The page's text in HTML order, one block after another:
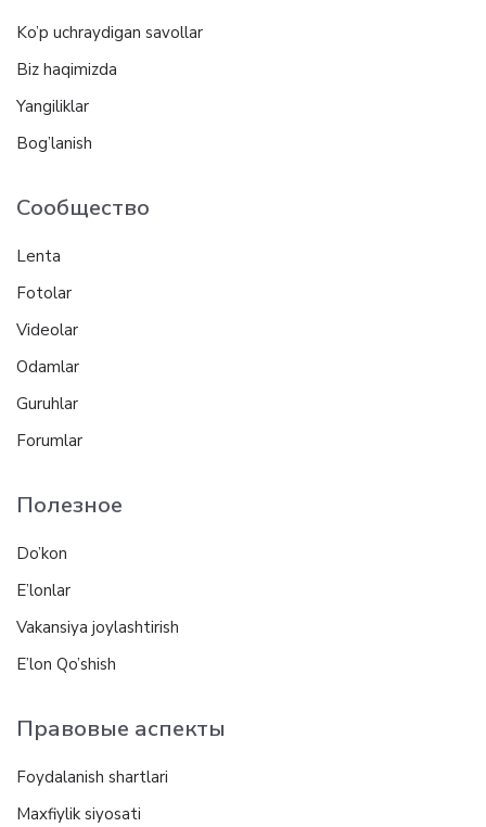
Ko’p uchraydigan savollar
Biz haqimizda
Yangiliklar
Bog’lanish
Сообщество
Lenta
Fotolar
Videolar
Odamlar
Guruhlar
Forumlar
Полезное
Do’kon
E’lonlar
Vakansiya joylashtirish
E’lon Qo’shish
Правовые аспекты
Foydalanish shartlari
Maxfiylik siyosati